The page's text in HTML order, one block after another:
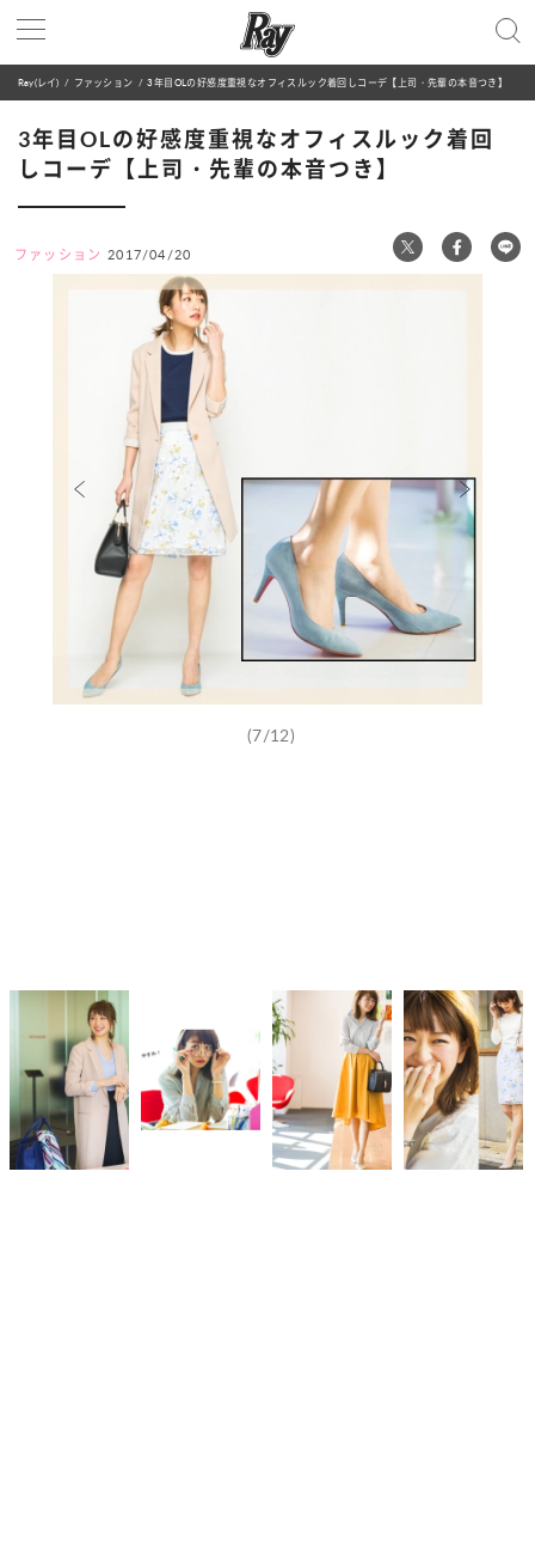
Ray(レイ) ファッション 3年目OLの好感度重視なオフィスルック着回しコーデ【上司・先輩の本音つき】
3年目OLの好感度重視なオフィスルック着回
しコーデ【上司・先輩の本音つき】
ファッション 2017/04/20
(7/12)